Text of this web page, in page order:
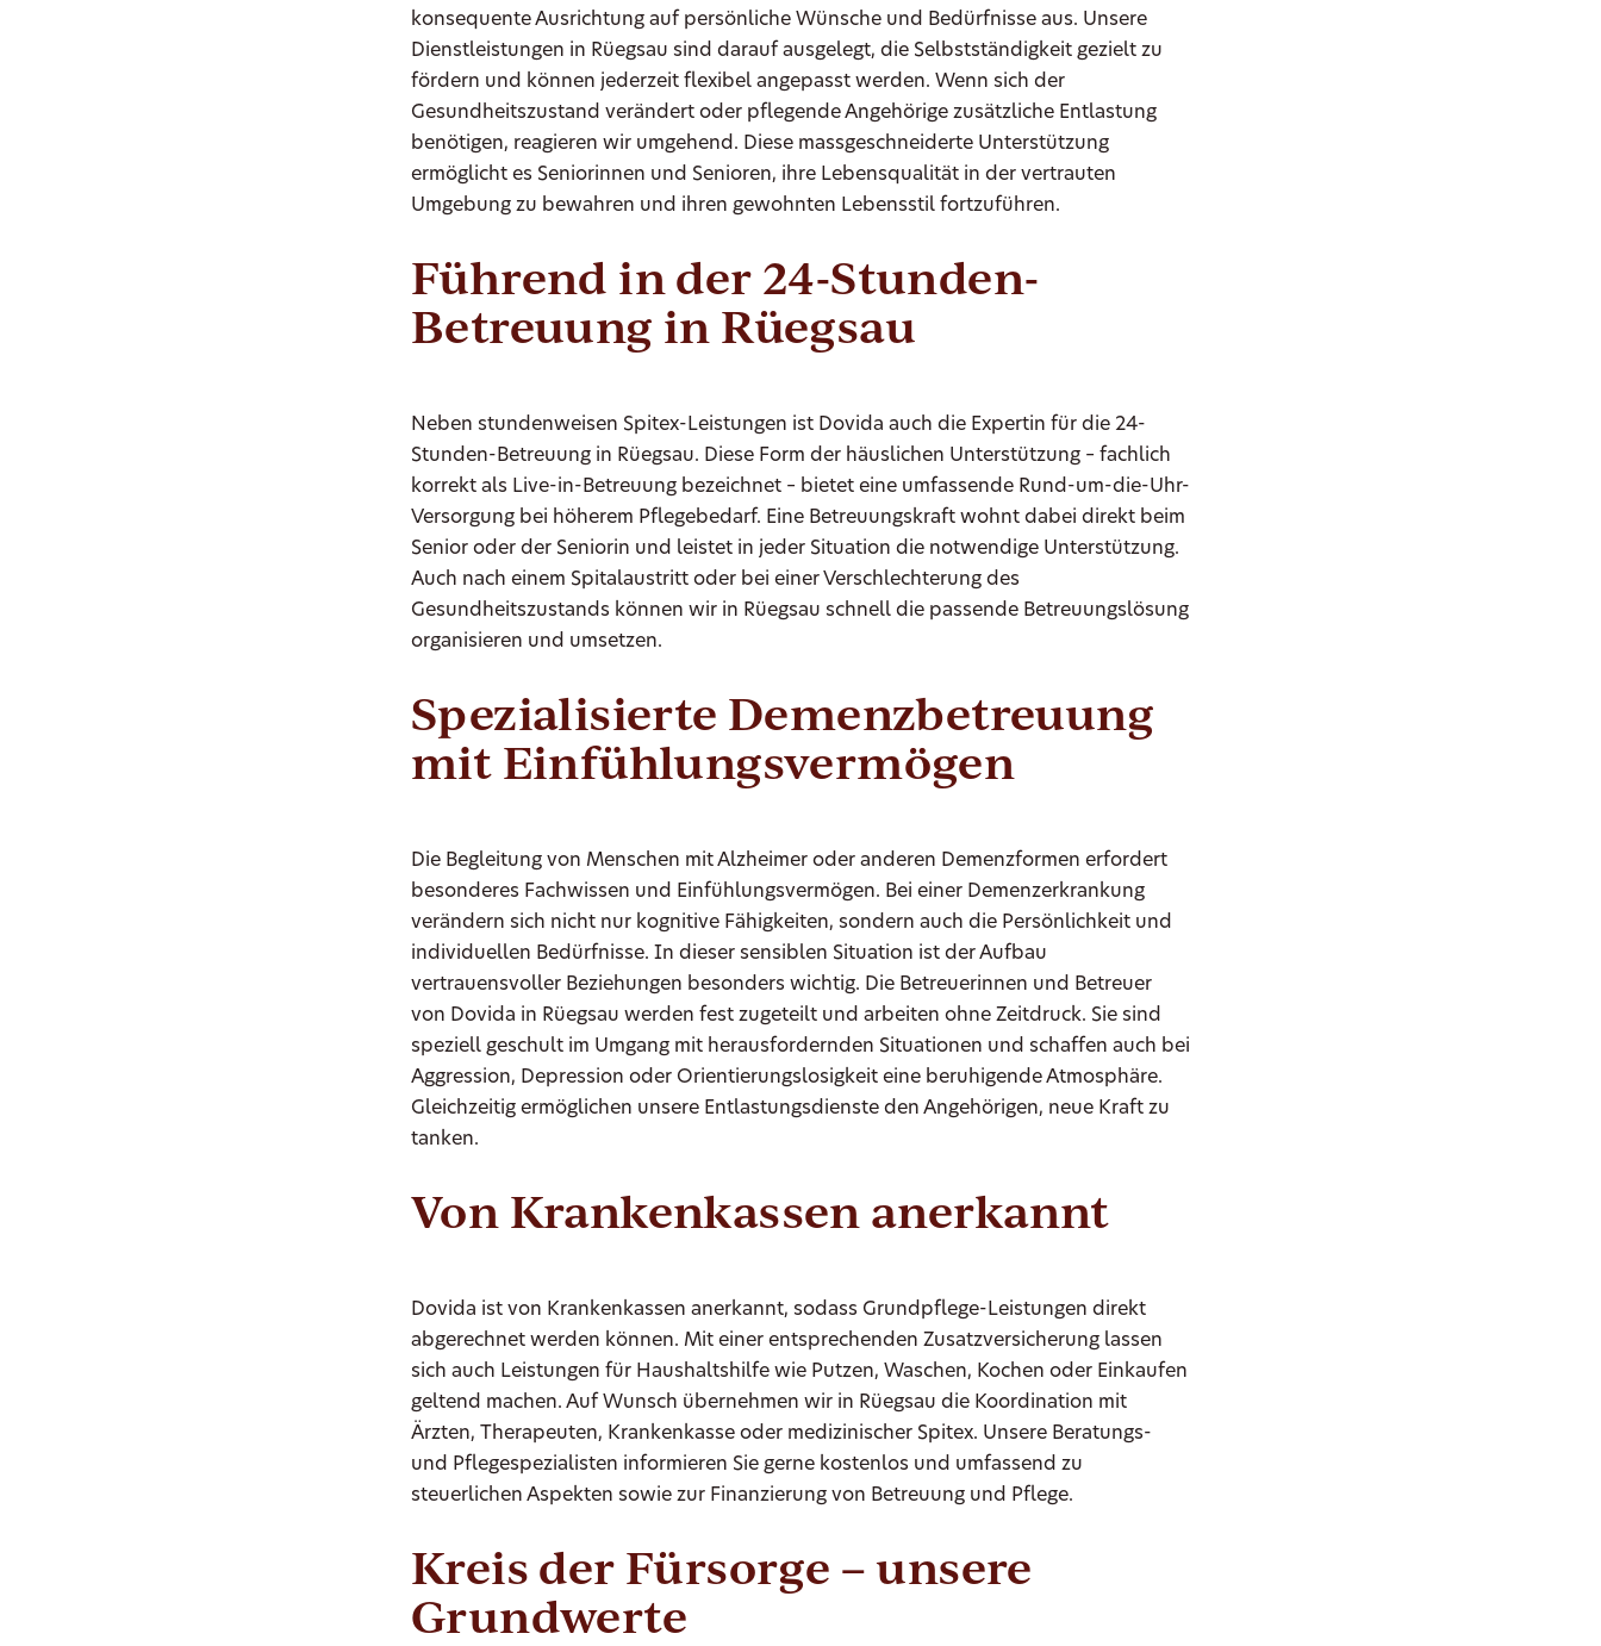
konsequente Ausrichtung auf persönliche Wünsche und Bedürfnisse aus. Unsere
Dienstleistungen in Rüegsau sind darauf ausgelegt, die Selbstständigkeit gezielt zu
fördern und können jederzeit flexibel angepasst werden. Wenn sich der
Gesundheitszustand verändert oder pflegende Angehörige zusätzliche Entlastung
benötigen, reagieren wir umgehend. Diese massgeschneiderte Unterstützung
ermöglicht es Seniorinnen und Senioren, ihre Lebensqualität in der vertrauten
Umgebung zu bewahren und ihren gewohnten Lebensstil fortzuführen.
Führend in der 24-Stunden-
Betreuung in Rüegsau
Neben stundenweisen Spitex-Leistungen ist Dovida auch die Expertin für die 24-
Stunden-Betreuung in Rüegsau. Diese Form der häuslichen Unterstützung – fachlich
korrekt als Live-in-Betreuung bezeichnet – bietet eine umfassende Rund-um-die-Uhr-
Versorgung bei höherem Pflegebedarf. Eine Betreuungskraft wohnt dabei direkt beim
Senior oder der Seniorin und leistet in jeder Situation die notwendige Unterstützung.
Auch nach einem Spitalaustritt oder bei einer Verschlechterung des
Gesundheitszustands können wir in Rüegsau schnell die passende Betreuungslösung
organisieren und umsetzen.
Spezialisierte Demenzbetreuung
mit Einfühlungsvermögen
Die Begleitung von Menschen mit Alzheimer oder anderen Demenzformen erfordert
besonderes Fachwissen und Einfühlungsvermögen. Bei einer Demenzerkrankung
verändern sich nicht nur kognitive Fähigkeiten, sondern auch die Persönlichkeit und
individuellen Bedürfnisse. In dieser sensiblen Situation ist der Aufbau
vertrauensvoller Beziehungen besonders wichtig. Die Betreuerinnen und Betreuer
von Dovida in Rüegsau werden fest zugeteilt und arbeiten ohne Zeitdruck. Sie sind
speziell geschult im Umgang mit herausfordernden Situationen und schaffen auch bei
Aggression, Depression oder Orientierungslosigkeit eine beruhigende Atmosphäre.
Gleichzeitig ermöglichen unsere Entlastungsdienste den Angehörigen, neue Kraft zu
tanken.
Von Krankenkassen anerkannt
Dovida ist von Krankenkassen anerkannt, sodass Grundpflege-Leistungen direkt
abgerechnet werden können. Mit einer entsprechenden Zusatzversicherung lassen
sich auch Leistungen für Haushaltshilfe wie Putzen, Waschen, Kochen oder Einkaufen
geltend machen. Auf Wunsch übernehmen wir in Rüegsau die Koordination mit
Ärzten, Therapeuten, Krankenkasse oder medizinischer Spitex. Unsere Beratungs-
und Pflegespezialisten informieren Sie gerne kostenlos und umfassend zu
steuerlichen Aspekten sowie zur Finanzierung von Betreuung und Pflege.
Kreis der Fürsorge – unsere
Grundwerte